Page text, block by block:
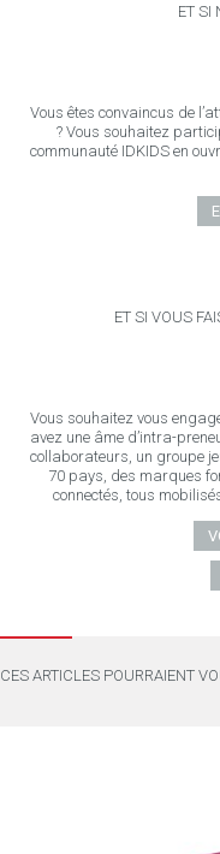
ET SI
Vous êtes convaincus de
? Vous souhaitez
communauté IDKIDS en
ET SI VOUS
Vous souhaitez vous
avez une âme d’intra-
collaborateurs, un groupe
70 pays, des marques
connectés, tous
CES ARTICLES POURRAIENT